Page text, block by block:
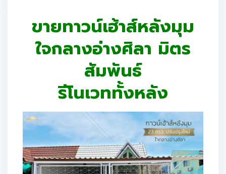
ขายทาวน์เฮ้าส์หลังมุม
ใจกลางอ่างศิลา มิตร
สัมพันธ์
รีโนเวททั้งหลัง